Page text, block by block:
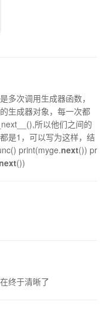
多次调用生成器函数，
生成器对象，每一次都
所以他们之间的
是1，可以写为这样，结
print(myge.next()) pr
next())
终于清晰了